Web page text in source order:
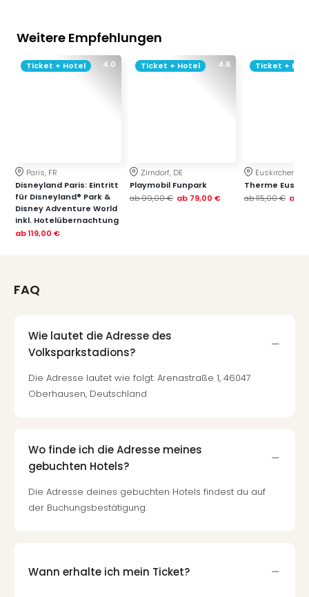
Weitere Empfehlungen
4.0
Ticket + Hotel
Paris, FR
Disneyland Paris: Eintritt
für Disneyland® Park &
Disney Adventure World
inkl. Hotelübernachtung
ab119,00 €
4.6
Ticket + Hotel
Zirndorf, DE
Playmobil Funpark
ab99,00 € ab 79,00 €
Ticket +
Euskirchen, DE
Therme
ab115,00 € ab
FAQ
Wie lautet die Adresse des
Volksparkstadions?
Die Adresse lautet wie folgt: Arenastraße 1, 46047
Oberhausen, Deutschland
Wo finde ich die Adresse meines
gebuchten Hotels?
Die Adresse deines gebuchten Hotels findest du auf
der Buchungsbestätigung.
Wann erhalte ich mein Ticket?